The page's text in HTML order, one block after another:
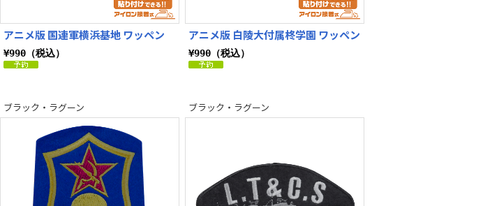
アニメ版 国連軍横浜基地 ワッペン
¥990（税込）
アニメ版 白陵大付属柊学園 ワッペン
¥990（税込）
ブラック・ラグーン ブラック・ラグーン